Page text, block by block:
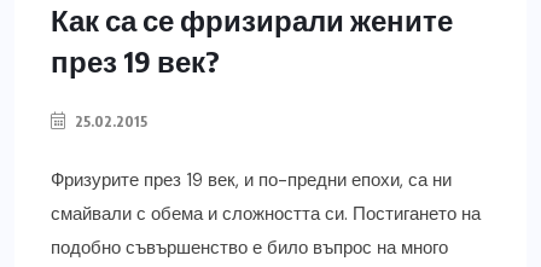
Как са се фризирали жените
през 19 век?
25.02.2015
Фризурите през 19 век, и по-предни епохи, са ни
смайвали с обема и сложността си. Постигането на
подобно съвършенство е било въпрос на много